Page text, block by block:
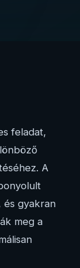
feladat,
A
és gyakran
meg a